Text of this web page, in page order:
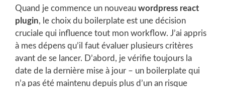
Quand je commence un nouveau wordpress react
plugin, le choix du boilerplate est une décision
cruciale qui influence tout mon workflow. J’ai appris
à mes dépens qu’il faut évaluer plusieurs critères
avant de se lancer. D’abord, je vérifie toujours la
date de la dernière mise à jour – un boilerplate qui
n’a pas été maintenu depuis plus d’un an risque